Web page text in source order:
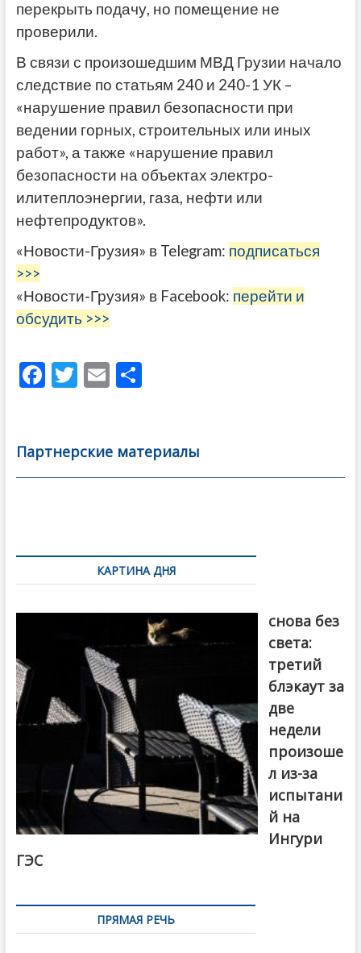
перекрыть подачу, но помещение не
проверили.
В связи с произошедшим МВД Грузии начало
следствие по статьям 240 и 240-1 УК –
«нарушение правил безопасности при
ведении горных, строительных или иных
работ», а также «нарушение правил
безопасности на объектах электро-
илитеплоэнергии, газа, нефти или
нефтепродуктов».
«Новости-Грузия» в Telegram: подписаться
>>>
«Новости-Грузия» в Facebook: перейти и
обсудить >>>
F
b
o
T
er
E
l
О
а
в
Партнерские материалы
по
записямКАРТИНА ДНЯ
снова без
света:
третий
блэкаут за
две
недели
произоше
л из-за
испытани
й на
Ингури
ГЭС
ПРЯМАЯ РЕЧЬ